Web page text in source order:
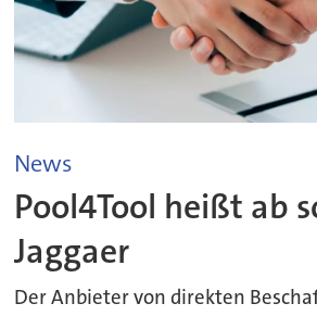
News
Pool4Tool heißt ab
Jaggaer
Der Anbieter von direkten